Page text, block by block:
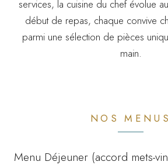
services, la cuisine du chef évolue
début de repas, chaque convive
parmi une sélection de pièces
main.
NOS MENUS
Menu Déjeuner (accord mets-